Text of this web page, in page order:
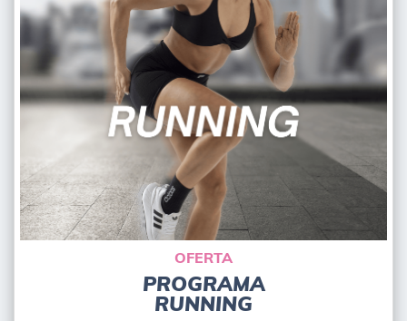
OFERTA
PROGRAMA
RUNNING